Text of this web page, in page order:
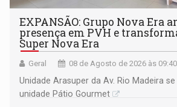
EXPANSÃO: Grupo Nova Era
presença em PVH e
Super Nova Era
Geral 08 de Agosto de 2026 às 09:40
Unidade Arasuper da Av. Rio Madeira
unidade Pátio Gourmet